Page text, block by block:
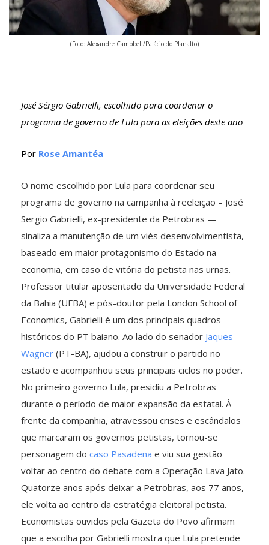
(Foto: Alexandre Campbell/Palácio do Planalto)
José Sérgio Gabrielli, escolhido para coordenar o
programa de governo de Lula para as eleições deste ano
Por Rose Amantéa
O nome escolhido por Lula para coordenar seu
programa de governo na campanha à reeleição – José
Sergio Gabrielli, ex-presidente da Petrobras —
sinaliza a manutenção de um viés desenvolvimentista,
baseado em maior protagonismo do Estado na
economia, em caso de vitória do petista nas urnas.
Professor titular aposentado da Universidade Federal
da Bahia (UFBA) e pós-doutor pela London School of
Economics, Gabrielli é um dos principais quadros
históricos do PT baiano. Ao lado do senador Jaques
Wagner (PT-BA), ajudou a construir o partido no
estado e acompanhou seus principais ciclos no poder.
No primeiro governo Lula, presidiu a Petrobras
durante o período de maior expansão da estatal. À
frente da companhia, atravessou crises e escândalos
que marcaram os governos petistas, tornou-se
personagem do caso Pasadena e viu sua gestão
voltar ao centro do debate com a Operação Lava Jato.
Quatorze anos após deixar a Petrobras, aos 77 anos,
ele volta ao centro da estratégia eleitoral petista.
Economistas ouvidos pela Gazeta do Povo afirmam
que a escolha por Gabrielli mostra que Lula pretende